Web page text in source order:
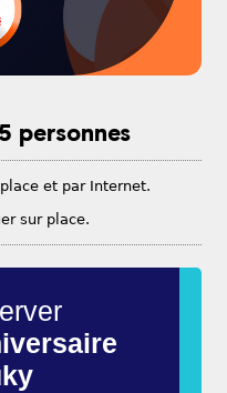
personnes
et par Internet.
sur place.